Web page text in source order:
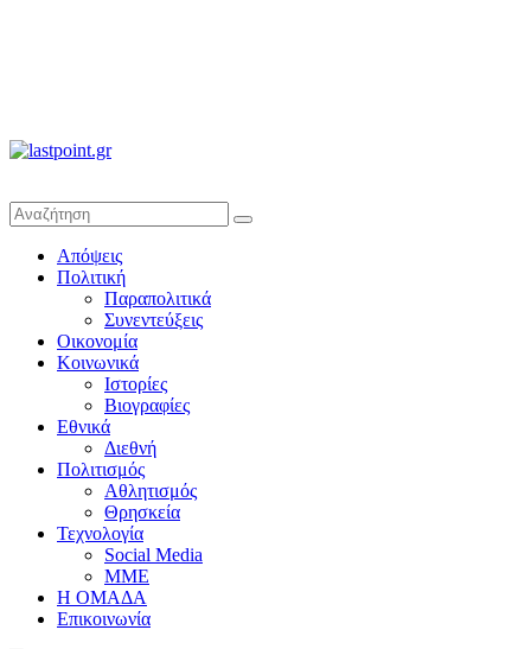
άποψη
μέχρι
Απόψεις
Πολιτική
Παραπολιτικά
Συνεντεύξεις
Οικονομία
Κοινωνικά
Ιστορίες
Βιογραφίες
Εθνικά
Διεθνή
Πολιτισμός
Αθλητισμός
Θρησκεία
Τεχνολογία
Social Media
ΜΜΕ
Η ΟΜΑΔΑ
Επικοινωνία